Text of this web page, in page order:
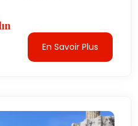
En Savoir Plus